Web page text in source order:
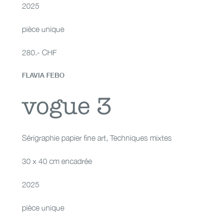
2025
pièce unique
280.- CHF
vogue 3
FLAVIA FEBO
vogue 3
Sérigraphie papier fine art, Techniques mixtes
30 x 40 cm encadrée
2025
pièce unique